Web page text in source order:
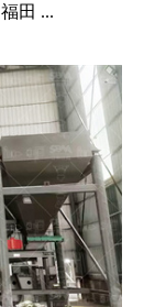
田 ...